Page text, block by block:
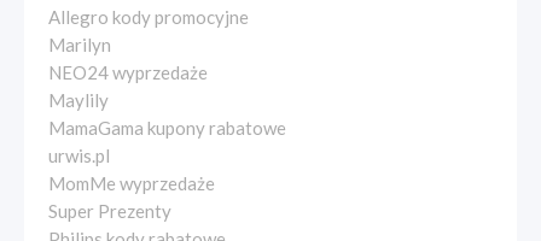
Allegro kody promocyjne
Marilyn
NEO24 wyprzedaże
Maylily
MamaGama kupony rabatowe
urwis.pl
MomMe wyprzedaże
Super Prezenty